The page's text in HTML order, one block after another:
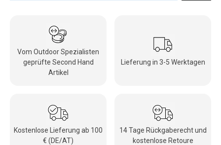
Vom Outdoor Spezialisten
geprüfte Second Hand
Artikel
Lieferung in 3-5 Werktagen
Kostenlose Lieferung ab 100
€ (DE/AT)
14 Tage Rückgaberecht und
kostenlose Retoure